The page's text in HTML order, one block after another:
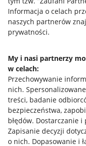
Informacja o celach
naszych partnerów
prywatności.
My i nasi partnerzy
w celach:
Przechowywanie
nich.
treści, badanie
bezpieczeństwa,
błędów. Dostarczanie
Zapisanie decyzji
o nich. Dopasowanie i
Przydatne
Jak to działa
Allegro Gadane dla
Allegro Gadane dla
Mapa miejscowości
Informacje prawne